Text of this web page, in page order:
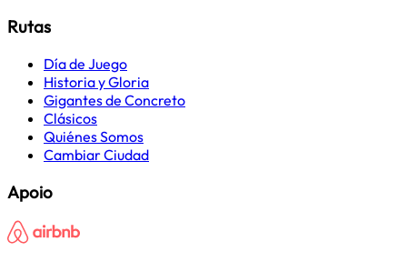
Rutas
Día de Juego
Historia y Gloria
Gigantes de Concreto
Clásicos
Quiénes Somos
Cambiar Ciudad
Apoio